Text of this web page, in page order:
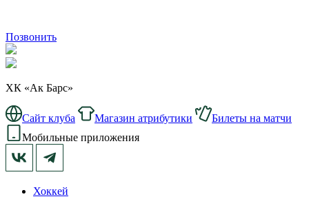
Позвонить
ХК «Ак Барс»
Сайт клуба Магазин атрибутики
Билеты на матчи
Мобильные приложения
Хоккей